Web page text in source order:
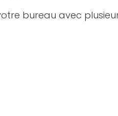
bureau avec